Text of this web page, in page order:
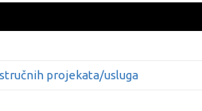
projekata/usluga